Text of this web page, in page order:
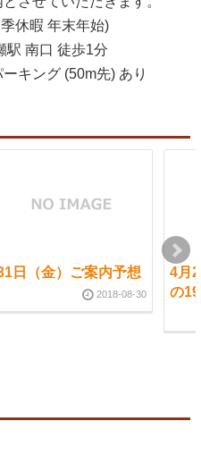
休暇 年末年始)
駅 南口 徒歩1分
キング (50m先) あり
日（金）ご案内予想
2018-08-30
4月
の